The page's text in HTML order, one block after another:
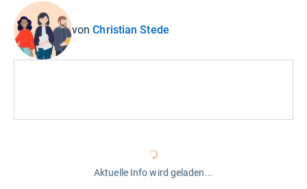
vonChristian Stede
Aktuelle Info wird geladen...